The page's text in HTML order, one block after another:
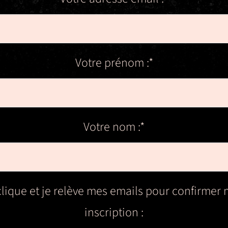
Votre prénom :*
Votre nom :*
et je relève mes emails pour confirmer
inscription :